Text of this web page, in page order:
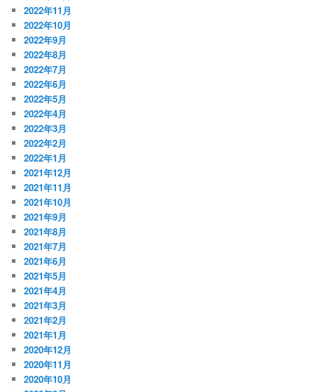
2022年11月
2022年10月
2022年9月
2022年8月
2022年7月
2022年6月
2022年5月
2022年4月
2022年3月
2022年2月
2022年1月
2021年12月
2021年11月
2021年10月
2021年9月
2021年8月
2021年7月
2021年6月
2021年5月
2021年4月
2021年3月
2021年2月
2021年1月
2020年12月
2020年11月
2020年10月